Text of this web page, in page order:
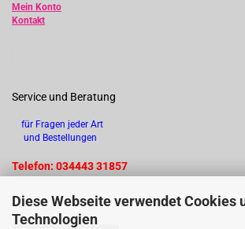
Diese Webseite verwendet Cookies
Technologien
Mein Konto
Kontakt
Service und Beratung
für Fragen jeder Art
und Bestellungen
Telefon: 034443 31857